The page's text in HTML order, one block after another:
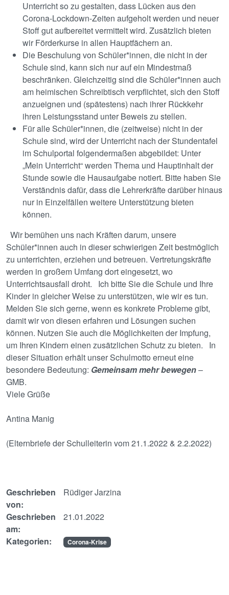
Unterricht so zu gestalten, dass Lücken aus den
Corona-Lockdown-Zeiten aufgeholt werden und neuer
Stoff gut aufbereitet vermittelt wird. Zusätzlich bieten
wir Förderkurse in allen Hauptfächern an.
Die Beschulung von Schüler*innen, die nicht in der
Schule sind, kann sich nur auf ein Mindestmaß
beschränken. Gleichzeitig sind die Schüler*innen auch
am heimischen Schreibtisch verpflichtet, sich den Stoff
anzueignen und (spätestens) nach ihrer Rückkehr
ihren Leistungsstand unter Beweis zu stellen.
Für alle Schüler*innen, die (zeitweise) nicht in der
Schule sind, wird der Unterricht nach der Stundentafel
im Schulportal folgendermaßen abgebildet: Unter
„Mein Unterricht“ werden Thema und Hauptinhalt der
Stunde sowie die Hausaufgabe notiert. Bitte haben Sie
Verständnis dafür, dass die Lehrerkräfte darüber hinaus
nur in Einzelfällen weitere Unterstützung bieten
können.
Wir bemühen uns nach Kräften darum, unsere
Schüler*innen auch in dieser schwierigen Zeit bestmöglich
zu unterrichten, erziehen und betreuen. Vertretungskräfte
werden in großem Umfang dort eingesetzt, wo
Unterrichtsausfall droht. Ich bitte Sie die Schule und Ihre
Kinder in gleicher Weise zu unterstützen, wie wir es tun.
Melden Sie sich gerne, wenn es konkrete Probleme gibt,
damit wir von diesen erfahren und Lösungen suchen
können. Nutzen Sie auch die Möglichkeiten der Impfung,
um Ihren Kindern einen zusätzlichen Schutz zu bieten. In
dieser Situation erhält unser Schulmotto erneut eine
besondere Bedeutung: Gemeinsam mehr bewegen–
GMB.
Viele Grüße
Antina Manig
(Elternbriefe der Schulleiterin vom 21.1.2022 & 2.2.2022)
Geschrieben
von:
Rüdiger Jarzina
Geschrieben
am:
21.01.2022
Kategorien: Corona-Krise